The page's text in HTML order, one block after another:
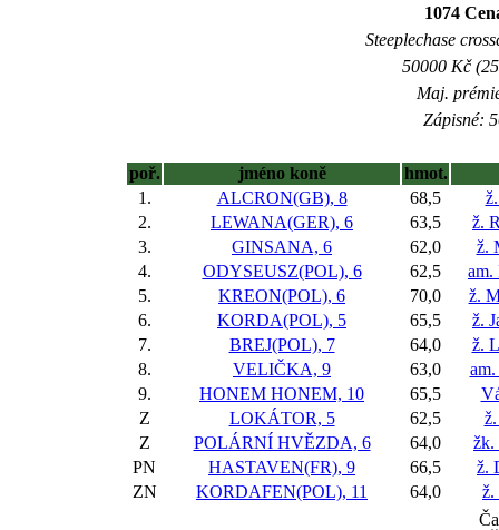
1074
Steeplechase
50000 Kč
Maj.
Zápisné:
poř. jméno koně
hmot.
1.
ALCRON(GB), 8 68,5
2.
LEWANA(GER), 6 63,5
ž.
3.
GINSANA, 6 62,0
ž.
4.
ODYSEUSZ(POL), 6 62,5
am.
5.
KREON(POL), 6 70,0
ž.
6.
KORDA(POL), 5 65,5
ž.
7.
BREJ(POL), 7 64,0
ž.
8.
VELIČKA, 9 63,0
9.
HONEM HONEM, 10 65,5
Z
LOKÁTOR, 5 62,5
Z
POLÁRNÍ HVĚZDA, 6 64,0
žk.
PN
HASTAVEN(FR), 9 66,5
ž.
ZN
KORDAFEN(POL), 11 64,0
ž.